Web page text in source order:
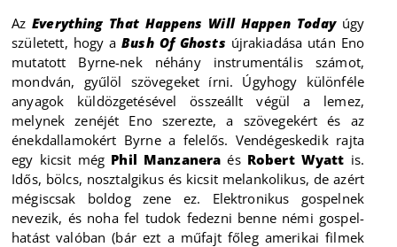
AzEverything That Happens Will Happen Todayúgy
született, hogy aBush Of Ghosts újrakiadása után Eno
mutatott Byrne-nek néhány instrumentális számot,
mondván, gyűlöl szövegeket írni. Úgyhogy különféle
anyagok küldözgetésével összeállt végül a lemez,
melynek zenéjét Eno szerezte, a szövegekért és az
énekdallamokért Byrne a felelős. Vendégeskedik rajta
egy kicsit még Phil Manzaneraés Robert Wyatt is.
Idős, bölcs, nosztalgikus és kicsit melankolikus, de azért
mégiscsak boldog zene ez. Elektronikus gospelnek
nevezik, és noha fel tudok fedezni benne némi gospel-
hatást valóban (bár ezt a műfajt főleg amerikai filmek